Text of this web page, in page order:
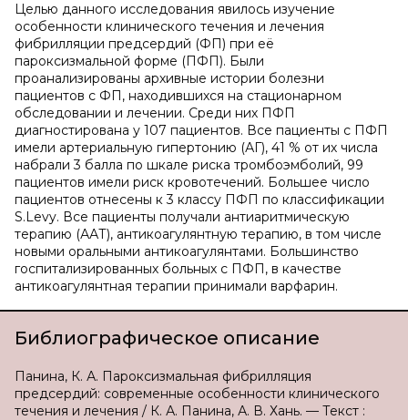
Целью данного исследования явилось изучение
особенности клинического течения и лечения
фибрилляции предсердий (ФП) при её
пароксизмальной форме (ПФП). Были
проанализированы архивные истории болезни
пациентов с ФП, находившихся на стационарном
обследовании и лечении. Среди них ПФП
диагностирована у 107 пациентов. Все пациенты с ПФП
имели артериальную гипертонию (АГ), 41 % от их числа
набрали 3 балла по шкале риска тромбоэмболий, 99
пациентов имели риск кровотечений. Большее число
пациентов отнесены к 3 классу ПФП по классификации
S.Levy. Все пациенты получали антиаритмическую
терапию (ААТ), антикоагулянтную терапию, в том числе
новыми оральными антикоагулянтами. Большинство
госпитализированных больных с ПФП, в качестве
антикоагулянтная терапии принимали варфарин.
Библиографическое описание
Панина, К. А. Пароксизмальная фибрилляция
предсердий: современные особенности клинического
течения и лечения / К. А. Панина, А. В. Хань. — Текст :